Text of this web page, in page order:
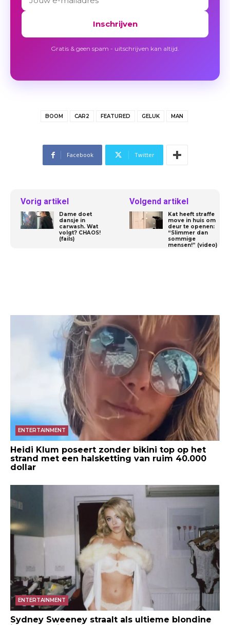
Inschrijven
Gratis & geen spam - uitschrijven kan altijd.
BOOM CAR2 FEATURED GELUK MAN
Facebook Twitter
Vorig artikel
Dame doet
dansje in
carwash. Wat
volgt? CHAOS!
(fails)
Volgend artikel
Kat heeft straffe
move in huis om
deur te openen:
“Slimmer dan
sommige
mensen!” (video)
ENTERTAINMENT
Heidi Klum poseert zonder bikini top op het
strand met een halsketting van ruim 40.000
dollar
ENTERTAINMENT
Sydney Sweeney straalt als ultieme blondine